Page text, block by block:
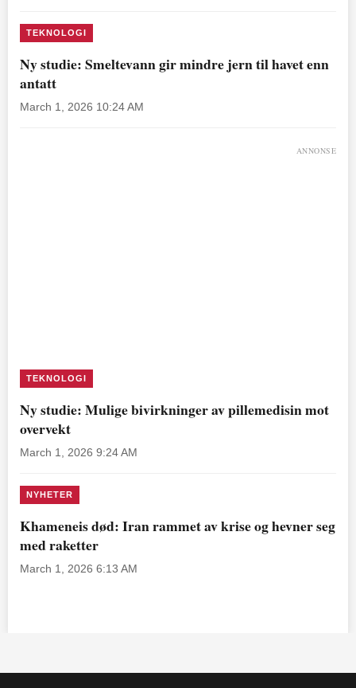
TEKNOLOGI
Ny studie: Smeltevann gir mindre jern til havet enn
antatt
March 1, 2026 10:24 AM
ANNONSE
TEKNOLOGI
Ny studie: Mulige bivirkninger av pillemedisin mot
overvekt
March 1, 2026 9:24 AM
NYHETER
Khameneis død: Iran rammet av krise og hevner seg
med raketter
March 1, 2026 6:13 AM